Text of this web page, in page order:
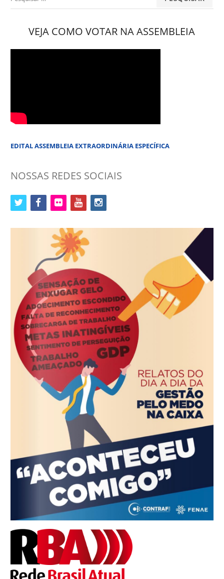
VEJA COMO VOTAR NA ASSEMBLEIA
EDITAL ASSEMBLEIA EXTRAORDINÁRIA ESPECÍFICA
NOSSAS REDES SOCIAIS
twitter facebookflickr youtubeinstagram